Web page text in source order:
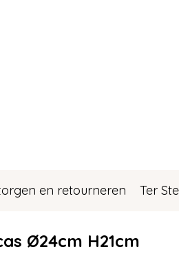
en retourneren Ter
Ø24cm H21cm